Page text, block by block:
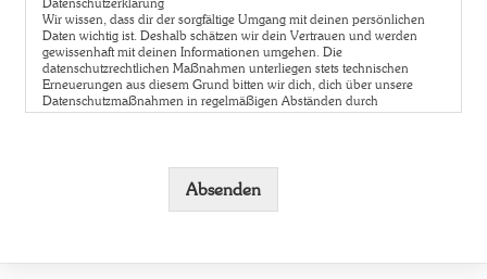
Wir wissen, dass dir der sorgfältige Umgang mit deinen persönlichen
Daten wichtig ist. Deshalb schätzen wir dein Vertrauen und werden
gewissenhaft mit deinen Informationen umgehen. Die
datenschutzrechtlichen Maßnahmen unterliegen stets technischen
Erneuerungen aus diesem Grund bitten wir dich, dich über unsere
Datenschutzmaßnahmen in regelmäßigen Abständen durch
Einsichtnahme in unsere Datenschutzerklärung zu informieren.
Die folgenden Hinweise geben einen einfachen Überblick darüber, was
mit Ihren personenbezogenen Daten passiert, wenn Sie diese Website
besuchen. Personenbezogene Daten sind alle Daten, mit denen Sie
aufgeführten Datenschutzerklärung.
Absenden